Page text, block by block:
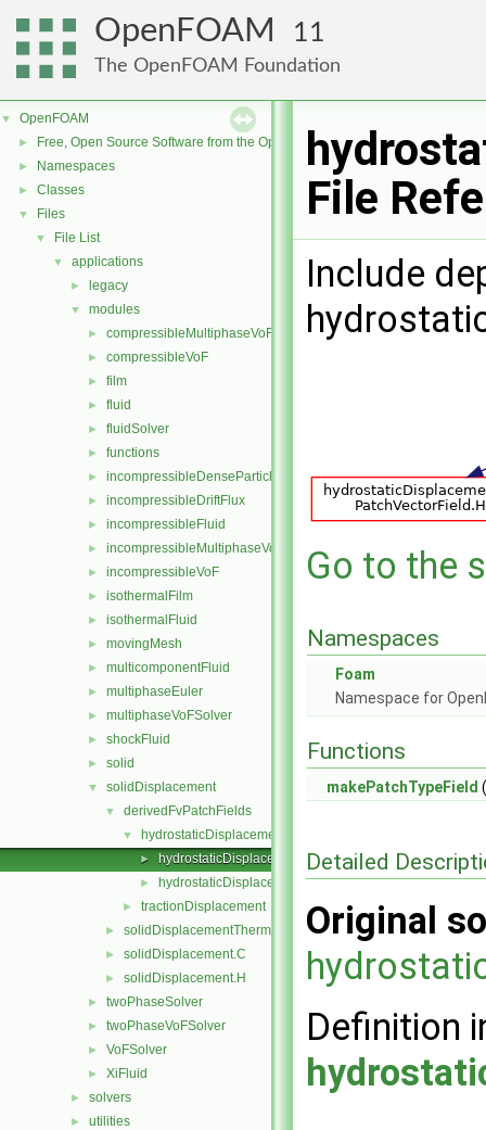
OpenFOAM 11
The OpenFOAM Foundation
▼ OpenFOAM
► Free, Open Source Software from the OpenFOAM Foundation
► Namespaces
► Classes
▼ Files
▼ File List
▼ applications
► legacy
▼ modules
► compressibleMultiphaseVoF
► compressibleVoF
► film
► fluid
► fluidSolver
► functions
► incompressibleDenseParticleFluid
► incompressibleDriftFlux
► incompressibleFluid
► incompressibleMultiphaseVoF
► incompressibleVoF
► isothermalFilm
► isothermalFluid
► movingMesh
► multicomponentFluid
► multiphaseEuler
► multiphaseVoFSolver
► shockFluid
► solid
▼ solidDisplacement
▼ derivedFvPatchFields
▼ hydrostaticDisplacement
► hydrostaticDisplacementFvPatchVectorField.C
► hydrostaticDisplacementFvPatchVectorField.H
► tractionDisplacement
► solidDisplacementThermo
► solidDisplacement.C
► solidDisplacement.H
► twoPhaseSolver
► twoPhaseVoFSolver
► VoFSolver
► XiFluid
► solvers
► utilities
File
Include
Go to the
Namespaces
Foam
Namespace for
Functions
makePatchTypeField
Detailed
Original
Definition